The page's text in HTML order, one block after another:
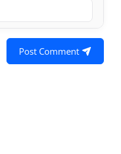
Post Comment